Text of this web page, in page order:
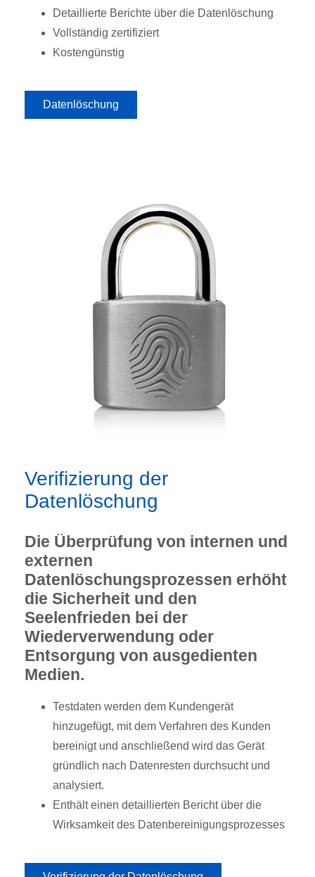
Detaillierte Berichte über die Datenlöschung
Vollständig zertifiziert
Kostengünstig
Datenlöschung
Verifizierung der
Datenlöschung
Die Überprüfung von internen und
externen
Datenlöschungsprozessen erhöht
die Sicherheit und den
Seelenfrieden bei der
Wiederverwendung oder
Entsorgung von ausgedienten
Medien.
Testdaten werden dem Kundengerät
hinzugefügt, mit dem Verfahren des Kunden
bereinigt und anschließend wird das Gerät
gründlich nach Datenresten durchsucht und
analysiert.
Enthält einen detaillierten Bericht über die
Wirksamkeit des Datenbereinigungsprozesses